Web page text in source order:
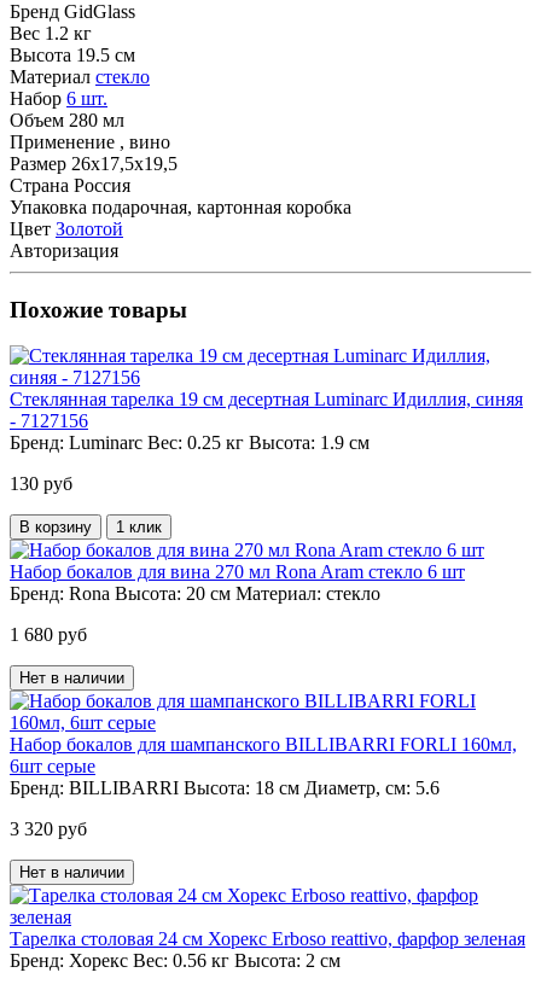
Бренд GidGlass
Вес 1.2 кг
Высота 19.5 см
Материал стекло
Набор 6 шт.
Объем 280 мл
Применение , вино
Размер 26х17,5х19,5
Страна Россия
Упаковка подарочная, картонная коробка
Цвет Золотой
Авторизация
Похожие товары
Стеклянная тарелка 19 см десертная Luminarc Идиллия, синяя
- 7127156
Бренд: Luminarc Вес: 0.25 кг Высота: 1.9 см
130 руб
В корзину 1 клик
Набор бокалов для вина 270 мл Rona Aram стекло 6 шт
Бренд: Rona Высота: 20 см Материал: стекло
1 680 руб
Нет в наличии
Набор бокалов для шампанского BILLIBARRI FORLI 160мл,
6шт серые
Бренд: BILLIBARRI Высота: 18 см Диаметр, см: 5.6
3 320 руб
Нет в наличии
Тарелка столовая 24 см Хорекс Erboso reattivo, фарфор зеленая
Бренд: Хорекс Вес: 0.56 кг Высота: 2 см